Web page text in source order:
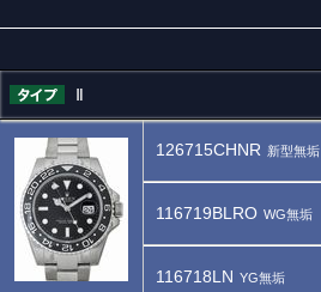
Ⅱ
126715CHNR 新型無垢
116719BLRO WG無垢
116718LN YG無垢